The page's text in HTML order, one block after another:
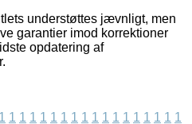
understøttes jævnligt, men
garantier imod korrektioner
opdatering af
1 1 1 1 1 1 1 1 1 1 1 1 1 1 1 1 1 1